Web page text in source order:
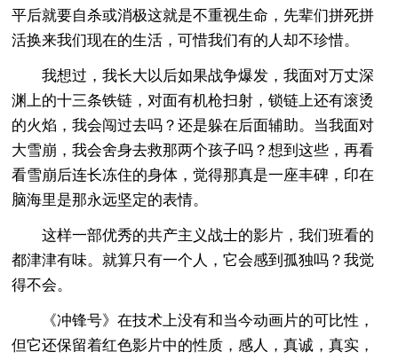
平后就要自杀或消极这就是不重视生命，先辈们拼死拼
活换来我们现在的生活，可惜我们有的人却不珍惜。
我想过，我长大以后如果战争爆发，我面对万丈深
渊上的十三条铁链，对面有机枪扫射，锁链上还有滚烫
的火焰，我会闯过去吗？还是躲在后面辅助。当我面对
大雪崩，我会舍身去救那两个孩子吗？想到这些，再看
看雪崩后连长冻住的身体，觉得那真是一座丰碑，印在
脑海里是那永远坚定的表情。
这样一部优秀的共产主义战士的影片，我们班看的
都津津有味。就算只有一个人，它会感到孤独吗？我觉
得不会。
《冲锋号》在技术上没有和当今动画片的可比性，
但它还保留着红色影片中的性质，感人，真诚，真实，